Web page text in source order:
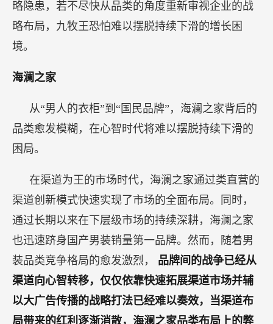
略隐患，若不尽快从品类的角度重新审视企业的战
略布局，九牧王恐怕难以摆脱持续下滑的增长困
境。
海澜之家
从“男人的衣柜”到“国民品牌”，海澜之家背后的
品类愈发模糊，在心智时代将难以摆脱持续下滑的
困局。
在渠道为王的市场时代，海澜之家通过类直营的
渠道创新模式快速实现了市场的全面布局。同时，
通过长期以来在下层级市场的持续深耕，海澜之家
也迅速跻身国产男装销量第一品牌。然而，随着男
装品类竞争格局的愈发激烈， 品牌间的战争已经从
渠道向心智转移，仅仅依靠快速拓展渠道市场并辅
以大广告传播的战略打法已经难以奏效，当渠道布
局带来的红利逐渐消散，海澜之家品类布局上的弊